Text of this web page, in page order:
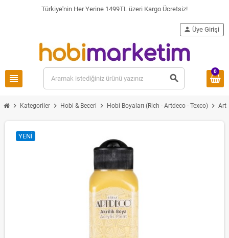
Türkiye'nin Her Yerine 1499TL üzeri Kargo Ücretsiz!
view_headline search
person Üye Girişi
0
chevron_right Kategoriler chevron_right Hobi & Beceri chevron_right Hobi Boyaları (Rich - Artdeco - Texco) chevron_right
YENI